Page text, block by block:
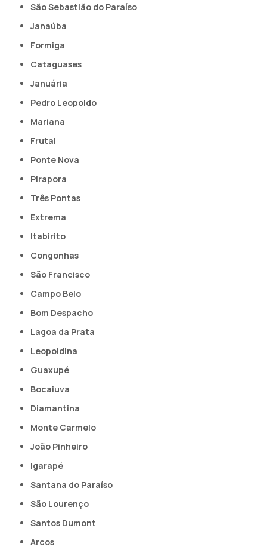
São Sebastião do Paraíso
Janaúba
Formiga
Cataguases
Januária
Pedro Leopoldo
Mariana
Frutal
Ponte Nova
Pirapora
Três Pontas
Extrema
Itabirito
Congonhas
São Francisco
Campo Belo
Bom Despacho
Lagoa da Prata
Leopoldina
Guaxupé
Bocaiuva
Diamantina
Monte Carmelo
João Pinheiro
Igarapé
Santana do Paraíso
São Lourenço
Santos Dumont
Arcos